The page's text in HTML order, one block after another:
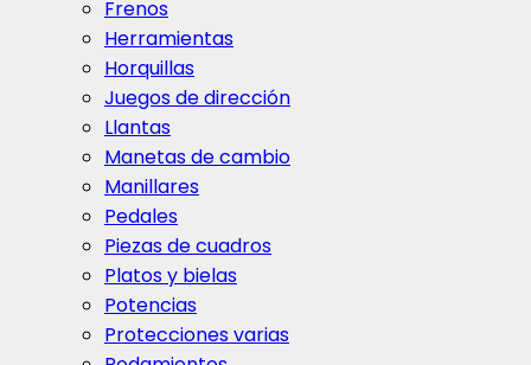
Frenos
Herramientas
Horquillas
Juegos de dirección
Llantas
Manetas de cambio
Manillares
Pedales
Piezas de cuadros
Platos y bielas
Potencias
Protecciones varias